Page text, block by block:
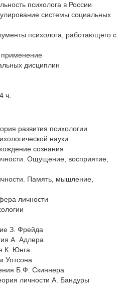
психолога в России
системы социальных
психолога, работающего с
дисциплин
ч.
развития психологии
науки
сознания
Ощущение, восприятие,
Память, мышление,
личности
З. Фрейда
А. Адлера
К. Юнга
Уотсона
Б.Ф. Скиннера
личности А. Бандуры